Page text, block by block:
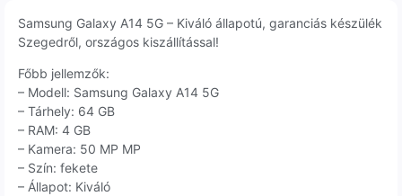
Samsung Galaxy A14 5G – Kiváló állapotú, garanciás készülék
Szegedről, országos kiszállítással!
Főbb jellemzők:
– Modell: Samsung Galaxy A14 5G
– Tárhely: 64 GB
– RAM: 4 GB
– Kamera: 50 MP MP
– Szín: fekete
– Állapot: Kiváló